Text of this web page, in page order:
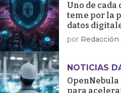
Uno de cada
teme por la
datos
por Redacción
NOTICIAS
para